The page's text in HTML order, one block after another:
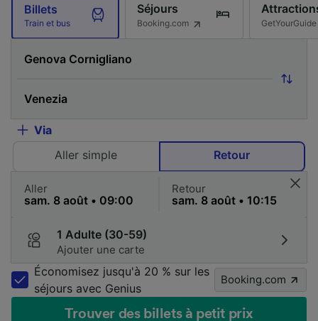
Billets
Train et bus
Séjours
Booking.com GetYourGuide
Via
Aller simple
Retour
Aller Retour
1 Adulte (30-59)
Ajouter une carte
Économisez jusqu'à 20 % sur les
séjours avec Genius
Booking.com
Trouver des billets à petit prix